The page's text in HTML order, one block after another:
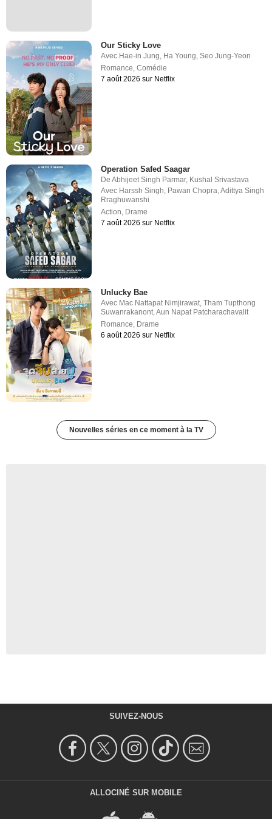
Our Sticky Love
Avec Hae-in Jung, Ha Young,Seo Jung-Yeon
Romance,Comédie
7 août 2026 sur Netflix
Operation Safed Saagar
DeAbhijeet Singh Parmar, Kushal Srivastava
Avec Harssh Singh Pawan Chopra ,Adittya Singh
Rraghuwanshi
Action Drame
7 août 2026 sur Netflix
Unlucky Bae
Avec Mac Nattapat Nimjirawat,Tham Tupthong
Suwanrakanont,Aun Napat Patcharachavalit
Romance, Drame
6 août 2026 sur Netflix
Nouvelles séries en ce moment à la TV
SUIVEZ-NOUS
ALLOCINÉ SUR MOBILE